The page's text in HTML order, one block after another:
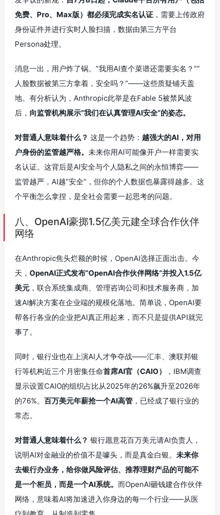
免费、Pro、Max版）都必须完成实名认证 ，需要上传政府
身份证件并进行实时人脸扫描，数据由第三方平台
Persona处理。
消息一出，用户炸了锅。”我用AI查个菜谱还需要实名？””
人脸数据被第三方拿着，安全吗？”——这些质疑铺天盖
地。有分析认为，Anthropic此举是在Fable 5被禁风波
后， 向监管机构展示”我们在认真管理AI安全”的姿态。
对普通人意味着什么？ 这是一个趋势： 越强大的AI，对用
户身份的监管越严格。 未来你用AI可能像开户一样需要实
名认证。这背后是AI安全与个人隐私之间的永恒博弈——
监管越严，AI越”安全”，但你的个人数据也暴露得越多。这
个平衡怎么拿捏，是全社会需要一起思考的问题。
八、OpenAI豪掷1.5亿美元建全球合作伙伴
网络
在Anthropic焦头烂额的时候，OpenAI选择正面出击。今
天， OpenAI正式发布”OpenAI合作伙伴网络”并投入1.5亿
美元 ，联合系统集成商、管理咨询公司和技术服务商，加
速AI解决方案在企业端的规模化落地。简单说，OpenAI要
帮各行各业的企业把AI真正用起来，而不只是提供API就完
事了。
同时，银行业也在上演AI人才争夺战——汇丰、澳联邦银
行等机构近三个月密集任命首席AI官（CAIO）
，IBM调查
显示设置CAIO的组织占比从2025年的26%飙升至2026年
的76%。 百万美元年薪抢一个AI高管 ，已经成了银行业的
常态。
对普通人意味着什么？ 银行愿意花百万美元请AI负责人，
说明AI对金融业的价值不是噱头，而是真金白银。 未来你
去银行办业务，给你做风险评估、推荐理财产品的可能不
是一个柜员，而是一个AI系统。 而OpenAI砸钱建合作伙伴
网络，意味着AI将加速进入你身边的每一个行业——从医